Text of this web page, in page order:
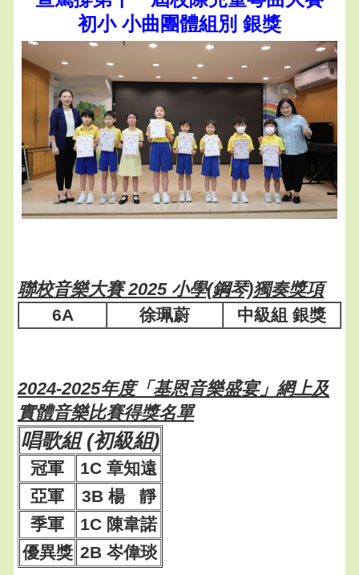
初小 小曲團體組別 銀獎
聯校音樂大賽 2025 小學(鋼琴)獨奏獎項
6A 徐珮蔚 中級組 銀獎
2024-2025年度「基恩音樂盛宴」網上及
實體音樂比賽得獎名單
唱歌組 (初級組)
冠軍
1C 章知遠
亞軍
3B 楊 靜
季軍
1C 陳韋諾
優異獎 2B 岑偉琰